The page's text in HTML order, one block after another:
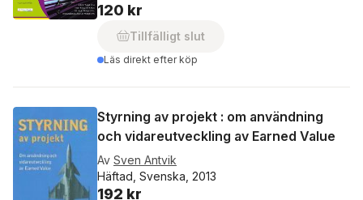
120 kr
Tillfälligt slut
Läs direkt efter köp
Styrning av projekt : om användning
och vidareutveckling av Earned Value
Av Sven Antvik
Häftad, Svenska, 2013
192 kr